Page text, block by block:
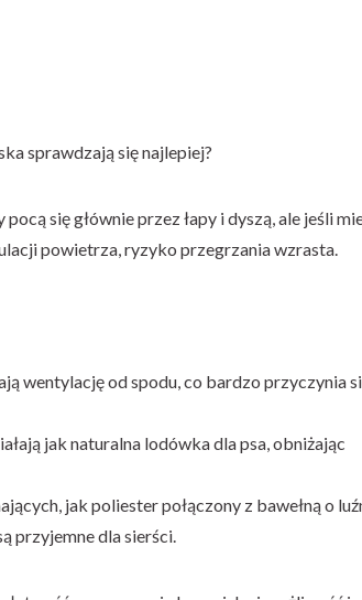
sprawdzają się najlepiej?
się głównie przez łapy i dyszą, ale jeśli
powietrza, ryzyko przegrzania wzrasta.
wentylację od spodu, co bardzo przyczynia
jak naturalna lodówka dla psa, obniżając
jak poliester połączony z bawełną o
przyjemne dla sierści.